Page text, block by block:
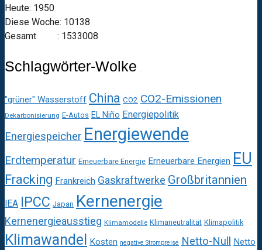
Heute: 1950
Diese Woche: 10138
Gesamt : 1533008
Schlagwörter-Wolke
"grüner" Wasserstoff China CO2 CO2-Emissionen
Dekarbonisierung E-Autos EL Niño Energiepolitik
Energiespeicher Energiewende
Erdtemperatur Erneuerbare Energie Erneuerbare Energien EU
Fracking Frankreich Gaskraftwerke Großbritannien
IEA IPCC Japan Kernenergie
Kernenergieausstieg Klimamodelle Klimaneutralität Klimapolitik
Klimawandel Kosten negative Strompreise Netto-Null Netto